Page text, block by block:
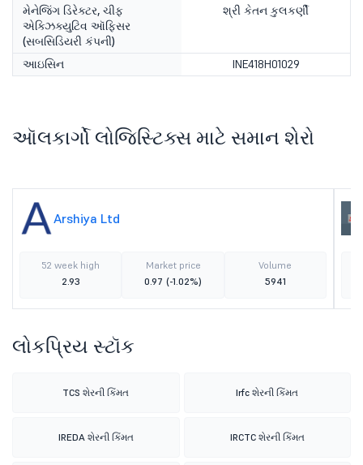
મેનેજિંગ ડિરેક્ટર, ચીફ
એક્ઝિક્યુટિવ ઑફિસર
(સબસિડિયરી કંપની)
શ્રી કેતન કુલકર્ણી
આઇસિન INE418H01029
ઑલકાર્ગો લોજિસ્ટિક્સ માટે સમાન શેરો
Arshiya Ltd
52 week high
2.93
Market price
0.97 (-1.02%)
Volume
5941
લોકપ્રિય સ્ટૉક
TCS શેરની કિંમત Irfc શેરની કિંમત
IREDA શેરની કિંમત IRCTC શેરની કિંમત